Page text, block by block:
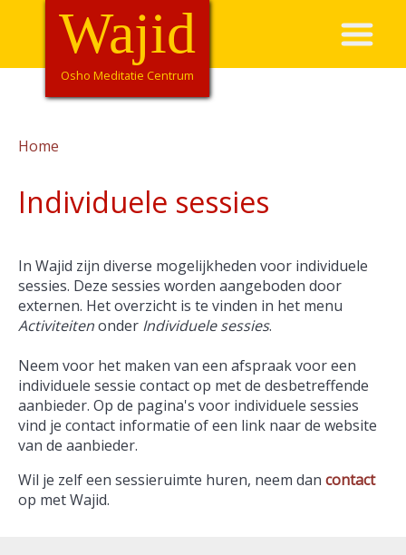
Overslaan
de
HoofdnavigatieWajid
Osho Meditatie Centrum
Home
Individuele sessies
In Wajid zijn diverse mogelijkheden voor individuele
sessies. Deze sessies worden aangeboden door
externen. Het overzicht is te vinden in het menu
Activiteitenonder Individuele sessies.
Neem voor het maken van een afspraak voor een
individuele sessie contact op met de desbetreffende
aanbieder. Op de pagina's voor individuele sessies
vind je contact informatie of een link naar de website
van de aanbieder.
Wil je zelf een sessieruimte huren, neem dan contact
op met Wajid.